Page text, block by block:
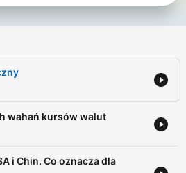
wahań kursów walut
i Chin. Co oznacza dla